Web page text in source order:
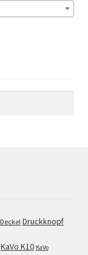
Deckel Druckknopf
KaVo K10 KaVo